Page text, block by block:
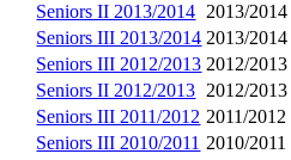
Seniors II 2013/2014 2013/2014
Seniors III 2013/2014 2013/2014
Seniors III 2012/2013 2012/2013
Seniors II 2012/2013 2012/2013
Seniors III 2011/2012 2011/2012
Seniors III 2010/2011 2010/2011